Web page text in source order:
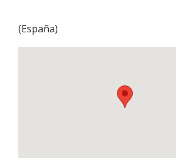
(España)